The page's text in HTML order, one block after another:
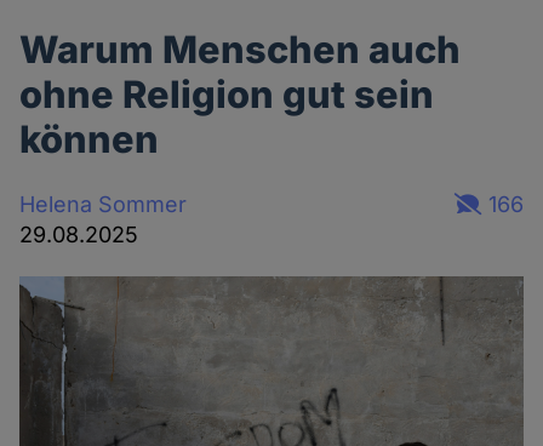
Warum Menschen auch
ohne Religion gut sein
können
Helena Sommer
29.08.2025
166